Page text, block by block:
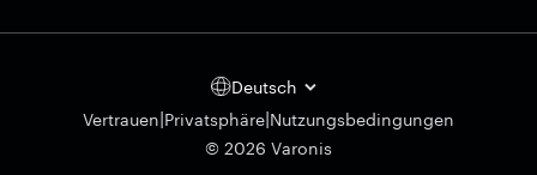
Deutsch
Vertrauen|Privatsphäre|Nutzungsbedingungen
© 2026 Varonis